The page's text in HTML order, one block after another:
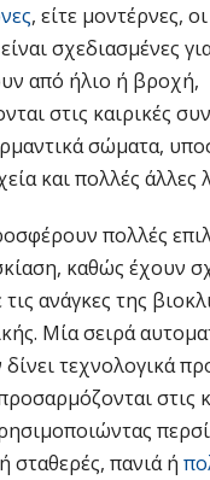
, είτε μοντέρνες,
σχεδιασμένες
από ήλιο ή βροχή,
στις καιρικές
σώματα,
και πολλές άλλες
πολλές
καθώς έχουν
ανάγκες της
Μία σειρά
τεχνολογικά
στις
ή σταθερές, πανιά ή